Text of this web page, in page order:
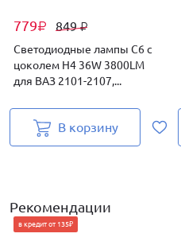
779₽ 849₽
Светодиодные лампы C6 с
цоколем H4 36W 3800LM
для ВАЗ 2101-2107,...
В корзину
Рекомендации
в кредит от 135₽